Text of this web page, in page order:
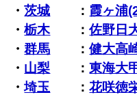
・茨城 ： 霞ヶ浦
・栃木：佐野日
・群馬 ：健大高
・ 山梨 ：東海大
・埼玉 ：花咲徳